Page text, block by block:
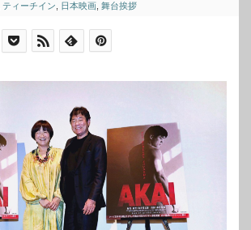
ティーチイン 日本映画 舞台挨拶